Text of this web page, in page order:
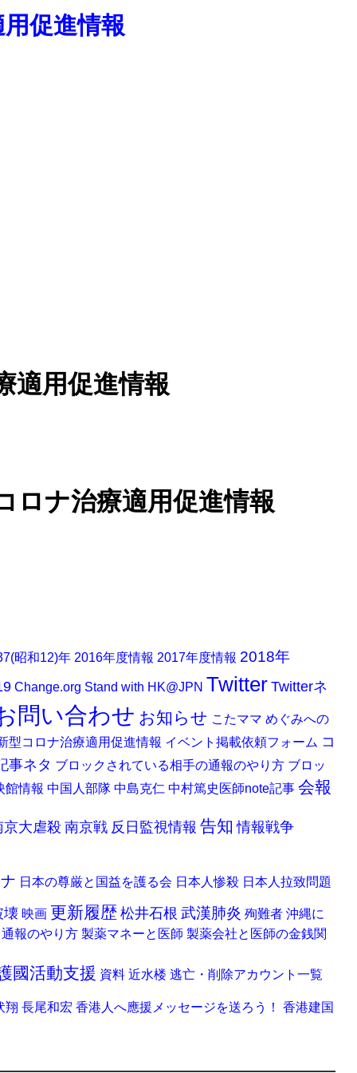
促進情報
適用促進情報
ロナ治療適用促進情報
昭和12)年 2016年度情報 2017年度情報 2018年
Change.org Stand with HK@JPN Twitter Twitterネ
問い合わせ お知らせ こたママ めぐみへの
型コロナ治療適用促進情報 イベント掲載依頼フォーム コ
事ネタ ブロックされている相手の通報のやり方 ブロッ
館情報 中国人部隊 中島克仁 中村篤史医師note記事 会報
京大虐殺 南京戦 反日監視情報 告知 情報戦争
日本の尊厳と国益を護る会 日本人惨殺 日本人拉致問題
壊 映画 更新履歴 松井石根 武漢肺炎 殉難者 沖縄に
報のやり方 製薬マネーと医師 製薬会社と医師の金銭関
國活動支援 資料 近水楼 逃亡・削除アカウント一覧
翔 長尾和宏 香港人へ應援メッセージを送ろう！ 香港建国